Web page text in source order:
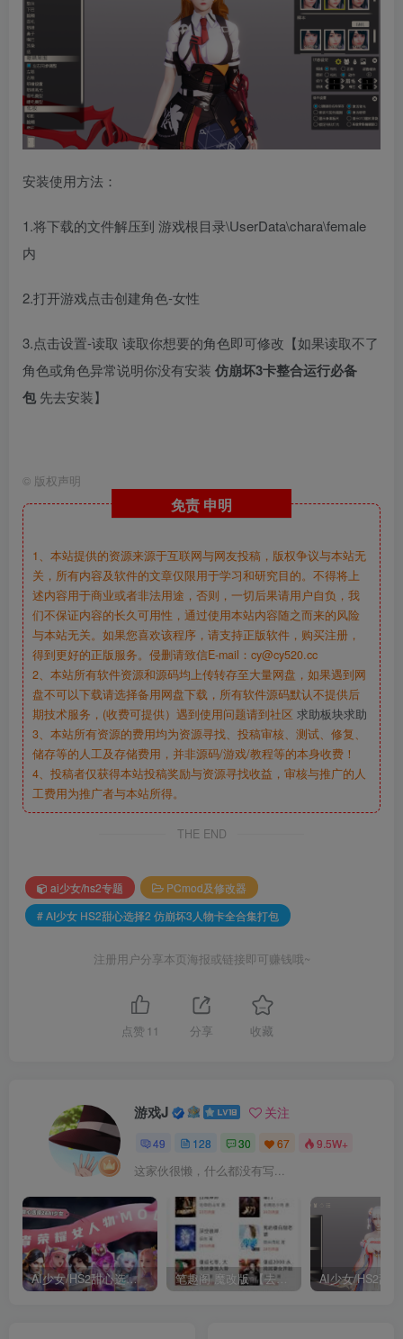
安装使用方法：
1.将下载的文件解压到 游戏根目录\UserData\chara\female
内
2.打开游戏点击创建角色-女性
3.点击设置-读取 读取你想要的角色即可修改【如果读取不了
角色或角色异常说明你没有安装 仿崩坏3卡整合运行必备
包先去安装】
© 版权声明
免责 申明
1、本站提供的资源来源于互联网与网友投稿，版权争议与本站无
关，所有内容及软件的文章仅限用于学习和研究目的。不得将上
述内容用于商业或者非法用途，否则，一切后果请用户自负，我
们不保证内容的长久可用性，通过使用本站内容随之而来的风险
与本站无关。如果您喜欢该程序，请支持正版软件，购买注册，
得到更好的正版服务。侵删请致信E-mail：cy@cy520.cc
2、本站所有软件资源和源码均上传转存至大量网盘，如果遇到网
盘不可以下载请选择备用网盘下载，所有软件源码默认不提供后
期技术服务，(收费可提供）遇到使用问题请到社区 求助板块求助
3、本站所有资源的费用均为资源寻找、投稿审核、测试、修复、
储存等的人工及存储费用，并非源码/游戏/教程等的本身收费！
4、投稿者仅获得本站投稿奖励与资源寻找收益，审核与推广的人
工费用为推广者与本站所得。
THE END
ai少女/hs2专题
PCmod及修改器
# AI少女 HS2甜心选择2 仿崩坏3人物卡全合集打包
注册用户分享本页海报或链接即可赚钱哦~
点赞 11 分享 收藏
游戏J 关注
49 128 30 67 9.5W+
这家伙很懒，什么都没有写...
AI少女/HS2甜心选择2 仿王者荣耀人物卡全合集打包 笔趣阁 魔改版 【去广告免费小说】